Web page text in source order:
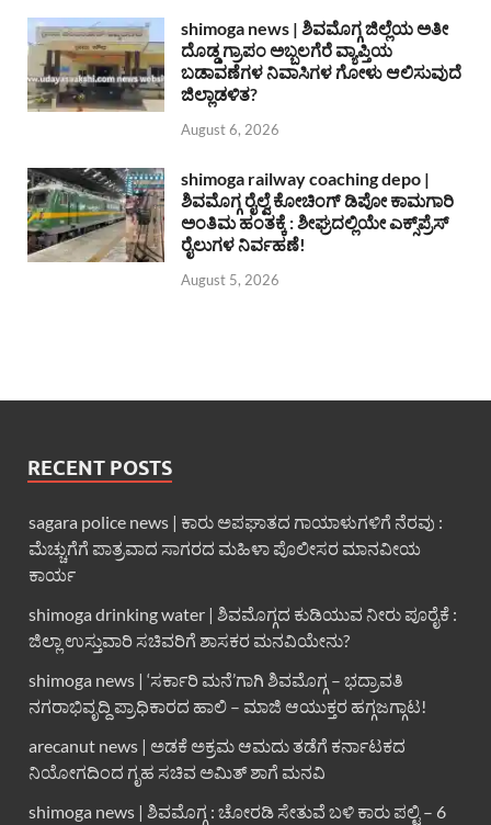
shimoga news | ಶಿವಮೊಗ್ಗ ಜಿಲ್ಲೆಯ ಅತೀ
ದೊಡ್ಡ ಗ್ರಾಪಂ ಅಬ್ಬಲಗೆರೆ ವ್ಯಾಪ್ತಿಯ
ಬಡಾವಣೆಗಳ ನಿವಾಸಿಗಳ ಗೋಳು ಆಲಿಸುವುದೆ
ಜಿಲ್ಲಾಡಳಿತ?
August 6, 2026
shimoga railway coaching depo |
ಶಿವಮೊಗ್ಗ ರೈಲ್ವೆ ಕೋಚಿಂಗ್ ಡಿಪೋ ಕಾಮಗಾರಿ
ಅಂತಿಮ ಹಂತಕ್ಕೆ : ಶೀಘ್ರದಲ್ಲಿಯೇ ಎಕ್ಸ್‌ಪ್ರೆಸ್
ರೈಲುಗಳ ನಿರ್ವಹಣೆ!
August 5, 2026
RECENT POSTS
sagara police news | ಕಾರು ಅಪಘಾತದ ಗಾಯಾಳುಗಳಿಗೆ ನೆರವು :
ಮೆಚ್ಚುಗೆಗೆ ಪಾತ್ರವಾದ ಸಾಗರದ ಮಹಿಳಾ ಪೊಲೀಸರ ಮಾನವೀಯ
ಕಾರ್ಯ
shimoga drinking water | ಶಿವಮೊಗ್ಗದ ಕುಡಿಯುವ ನೀರು ಪೂರೈಕೆ :
ಜಿಲ್ಲಾ ಉಸ್ತುವಾರಿ ಸಚಿವರಿಗೆ ಶಾಸಕರ ಮನವಿಯೇನು?
shimoga news | ‘ಸರ್ಕಾರಿ ಮನೆ’ಗಾಗಿ ಶಿವಮೊಗ್ಗ – ಭದ್ರಾವತಿ
ನಗರಾಭಿವೃದ್ದಿ ಪ್ರಾಧಿಕಾರದ ಹಾಲಿ – ಮಾಜಿ ಆಯುಕ್ತರ ಹಗ್ಗಜಗ್ಗಾಟ!
arecanut news | ಅಡಕೆ ಅಕ್ರಮ ಆಮದು ತಡೆಗೆ ಕರ್ನಾಟಕದ
ನಿಯೋಗದಿಂದ ಗೃಹ ಸಚಿವ ಅಮಿತ್ ಶಾಗೆ ಮನವಿ
shimoga news | ಶಿವಮೊಗ್ಗ : ಚೋರಡಿ ಸೇತುವೆ ಬಳಿ ಕಾರು ಪಲ್ಟಿ – 6